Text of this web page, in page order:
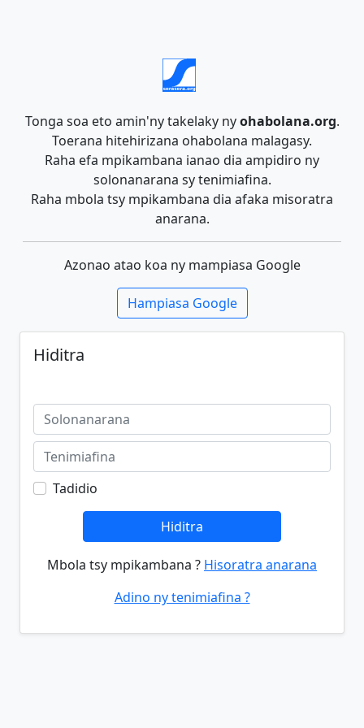
Tonga soa eto amin'ny takelaky nyohabolana.org.
Toerana hitehirizana ohabolana malagasy.
Raha efa mpikambana ianao dia ampidiro ny
solonanarana sy tenimiafina.
Raha mbola tsy mpikambana dia afaka misoratra
anarana.
Azonao atao koa ny mampiasa Google
Hampiasa Google
Hiditra
Tadidio
Hiditra
Mbola tsy mpikambana ? Hisoratra anarana
Adino ny tenimiafina ?